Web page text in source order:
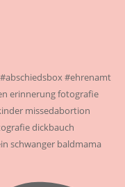
#ehrenamt
erinnerung fotografie
missedabortion
dickbauch
schwanger baldmama